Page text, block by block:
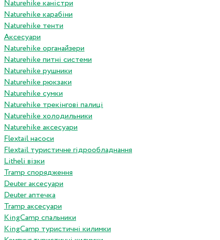
Naturehike каністри
Naturehike карабіни
Naturehike тенти
Аксесуари
Naturehike органайзери
Naturehike питні системи
Naturehike рушники
Naturehike рюкзаки
Naturehike сумки
Naturehike трекінгові палиці
Naturehike холодильники
Naturehike аксесуари
Flextail насоси
Flextail туристичне гідрообладнання
Litheli візки
Tramp спорядження
Deuter аксесуари
Deuter аптечка
Tramp аксесуари
KingCamp спальники
KingCamp туристичні килимки